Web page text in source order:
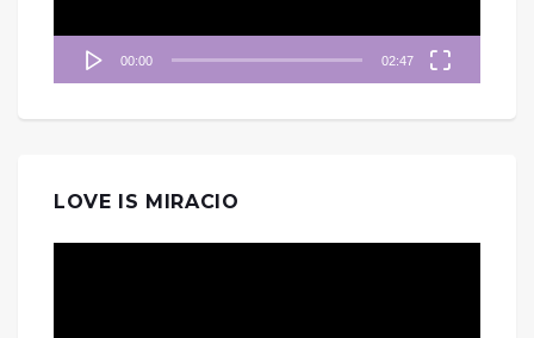
00:00 02:47
LOVE IS MIRACIO